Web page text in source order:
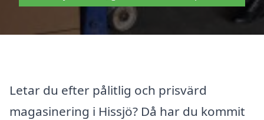
Letar du efter pålitlig och prisvärd
magasinering i Hissjö? Då har du kommit